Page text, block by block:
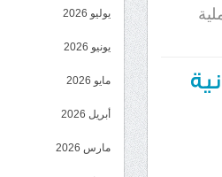
يوليو 2026
يونيو 2026
مايو 2026
أبريل 2026
مارس 2026